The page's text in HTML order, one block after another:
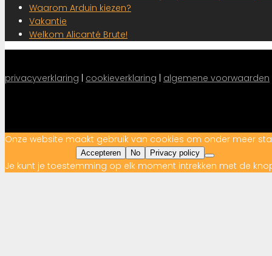
Waarom Arduin kiezen?
Vakantie
Welkom Alicanté Brute!
privacyverklaring cookieverklaring algemene voorwaarden
Onze website maakt gebruik van cookies om onder meer
Accepteren No Privacy policy
Je kunt je toestemming op elk moment intrekken met de